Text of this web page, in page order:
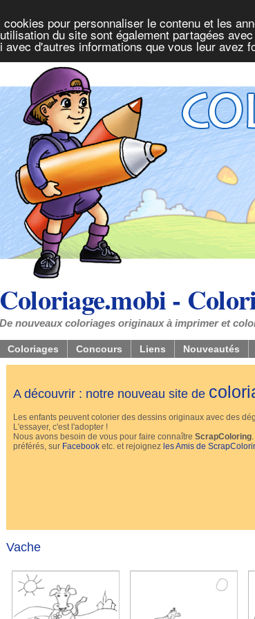
pour personnaliser le contenu et les
du site sont également partagées
avec d'autres informations que vous leur
Coloriage.mobi -
De nouveaux coloriages originaux à imprimer et
Coloriages Concours Liens Nouveautés
A découvrir : notre nouveau site de
Les enfants peuvent colorier des dessins originaux avec des
L'essayer, c'est l'adopter !
Nous avons besoin de vous pour faire connaître ScrapColoring
préférés, sur Facebook etc. et rejoignez les Amis de
Vache